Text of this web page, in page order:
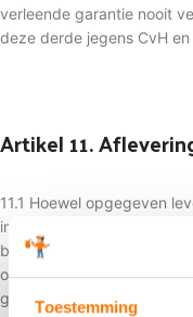
Toestemming
verleende garantie nooit
deze derde jegens CvH
Artikel 11.
11.1 Hoewel opgegeven
in acht worden genomen,
binden. Tenzij schriftelijk
opgegeven
geen geval tot enige